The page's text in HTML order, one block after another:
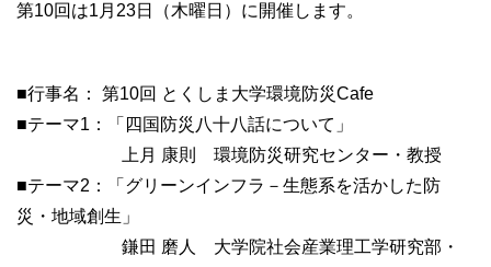
第10回は1月23日（木曜日）に開催します。
■行事名： 第10回 とくしま大学環境防災Cafe
■テーマ1：「四国防災八十八話について」
上月 康則 環境防災研究センター・教授
■テーマ2：「グリーンインフラ－生態系を活かした防
災・地域創生」
鎌田 磨人 大学院社会産業理工学研究部・